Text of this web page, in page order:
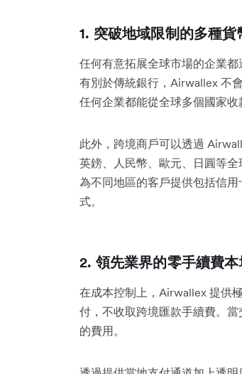
1. 突破地域限制的多種
任何有意拓展全球市場的企業
有別於傳統銀行，Airwallex 不
任何企業都能從全球多個國家收
此外，跨境商戶可以透過
英鎊、人民幣、歐元、日圓等
為不同地區的客戶提供包括信
式。
2. 領先業界的零手續費
在成本控制上，Airwallex 提供
付，不收取跨境匯款手續費。
的費用。